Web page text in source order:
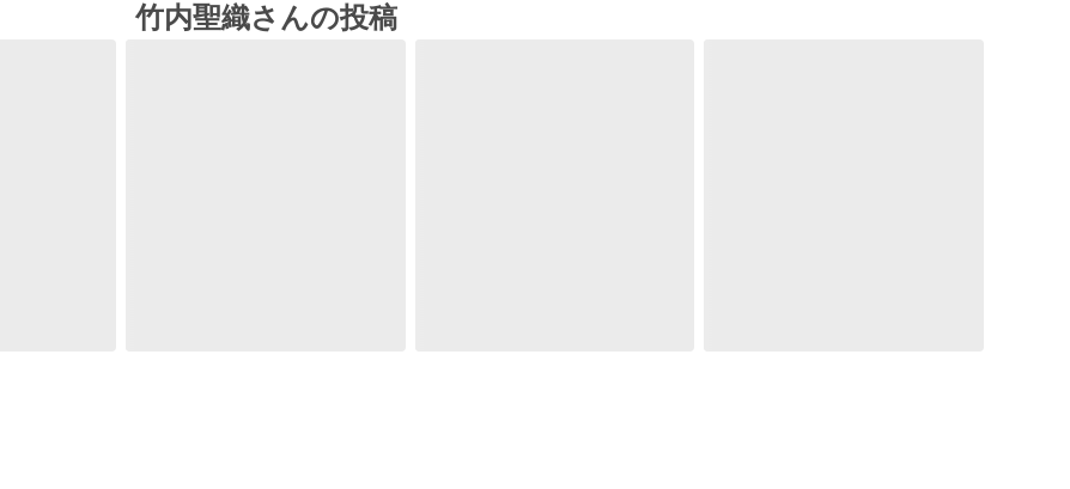
竹内聖織さんの投稿